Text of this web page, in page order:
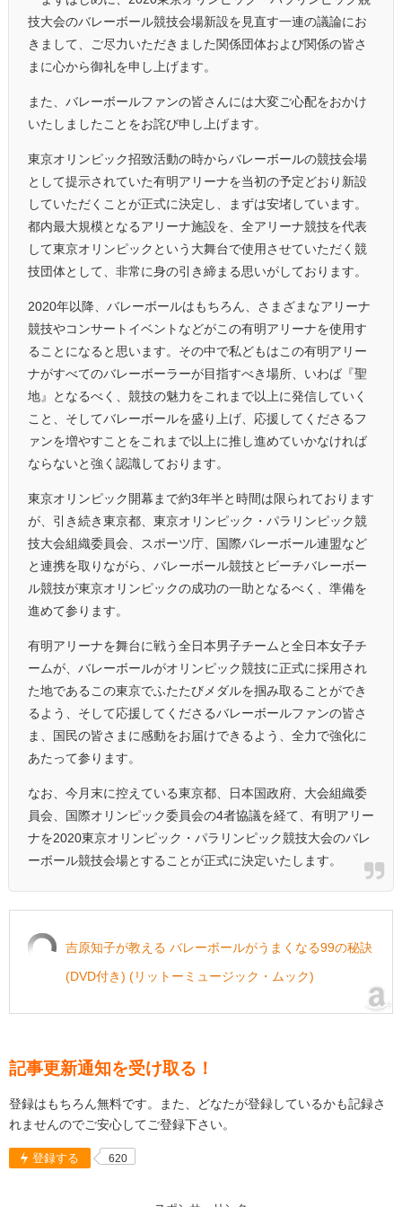
技大会のバレーボール競技会場新設を見直す一連の議論にお
きまして、ご尽力いただきました関係団体および関係の皆さ
まに心から御礼を申し上げます。
また、バレーボールファンの皆さんには大変ご心配をおかけ
いたしましたことをお詫び申し上げます。
東京オリンピック招致活動の時からバレーボールの競技会場
として提示されていた有明アリーナを当初の予定どおり新設
していただくことが正式に決定し、まずは安堵しています。
都内最大規模となるアリーナ施設を、全アリーナ競技を代表
して東京オリンピックという大舞台で使用させていただく競
技団体として、非常に身の引き締まる思いがしております。
2020年以降、バレーボールはもちろん、さまざまなアリーナ
競技やコンサートイベントなどがこの有明アリーナを使用す
ることになると思います。その中で私どもはこの有明アリー
ナがすべてのバレーボーラーが目指すべき場所、いわば『聖
地』となるべく、競技の魅力をこれまで以上に発信していく
こと、そしてバレーボールを盛り上げ、応援してくださるフ
ァンを増やすことをこれまで以上に推し進めていかなければ
ならないと強く認識しております。
東京オリンピック開幕まで約3年半と時間は限られております
が、引き続き東京都、東京オリンピック・パラリンピック競
技大会組織委員会、スポーツ庁、国際バレーボール連盟など
と連携を取りながら、バレーボール競技とビーチバレーボー
ル競技が東京オリンピックの成功の一助となるべく、準備を
進めて参ります。
有明アリーナを舞台に戦う全日本男子チームと全日本女子チ
ームが、バレーボールがオリンピック競技に正式に採用され
た地であるこの東京でふたたびメダルを掴み取ることができ
るよう、そして応援してくださるバレーボールファンの皆さ
ま、国民の皆さまに感動をお届けできるよう、全力で強化に
あたって参ります。
なお、今月末に控えている東京都、日本国政府、大会組織委
員会、国際オリンピック委員会の4者協議を経て、有明アリー
ナを2020東京オリンピック・パラリンピック競技大会のバレ
ーボール競技会場とすることが正式に決定いたします。
吉原知子が教える バレーボールがうまくなる99の秘訣
(DVD付き) (リットーミュージック・ムック)
記事更新通知を受け取る！
登録はもちろん無料です。また、どなたが登録しているかも記録さ
れませんのでご安心してご登録下さい。
登録する 620